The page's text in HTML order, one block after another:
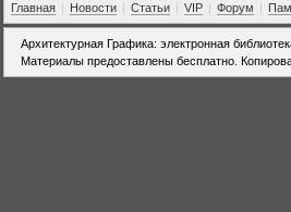
Главная | Новости | Статьи | VIP | Форум |
Архитектурная Графика: электронная
Материалы предоставлены бесплатно.